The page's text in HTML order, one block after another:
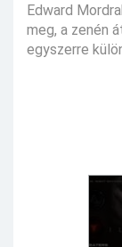
Edward
meg, a zenén
egyszerre